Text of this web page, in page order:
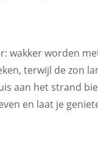
wakker worden
terwijl de zon
aan het strand
en laat je